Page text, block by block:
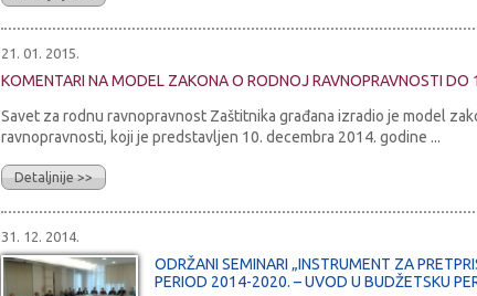
21. 01. 2015.
KOMENTARI NA MODEL ZAKONA O RODNOJ RAVNOPRAVNOSTI DO
Savet za rodnu ravnopravnost Zaštitnika građana izradio je model
ravnopravnosti, koji je predstavljen 10. decembra 2014. godine ...
Detaljnije >>
31. 12. 2014.
ODRŽANI SEMINARI „INSTRUMENT ZA
PERIOD 2014-2020. – UVOD U BUDŽETSKU